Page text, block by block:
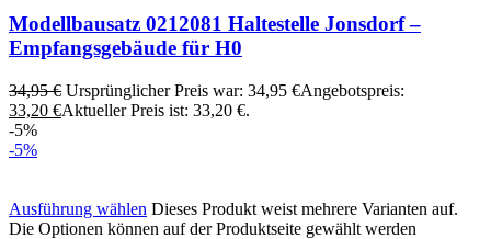
Modellbausatz 0212081 Haltestelle Jonsdorf –
Empfangsgebäude für H0
34,95€ Ursprünglicher Preis war: 34,95 €Angebotspreis:
33,20 €Aktueller Preis ist: 33,20 €.
-5%
-5%
Ausführung wählen Dieses Produkt weist mehrere Varianten auf.
Die Optionen können auf der Produktseite gewählt werden